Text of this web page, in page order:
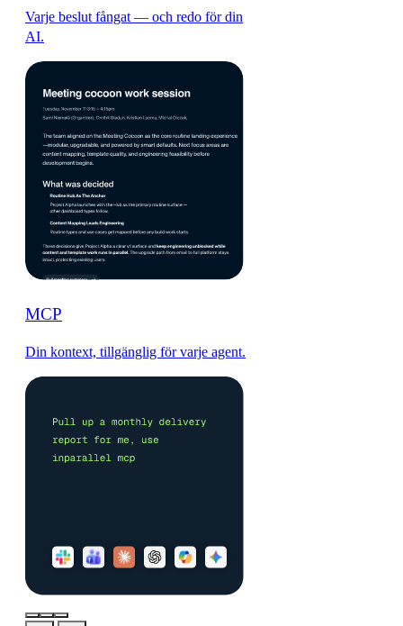
Varje beslut fångat — och redo för din
AI.
MCP
Din kontext, tillgänglig för varje agent.